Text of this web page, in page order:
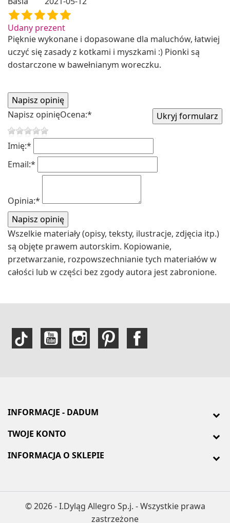
Udany prezent
Pięknie wykonane i dopasowane dla maluchów, łatwiej
uczyć się zasady z kotkami i myszkami :) Pionki są
dostarczone w bawełnianym woreczku.
Napisz opinięOcena:*
Imię:*
Email:*
Opinia:*
Wszelkie materiały (opisy, teksty, ilustracje, zdjęcia itp.)
są objęte prawem autorskim. Kopiowanie,
przetwarzanie, rozpowszechnianie tych materiałów w
całości lub w części bez zgody autora jest zabronione.
INFORMACJE - DADUM
TWOJE KONTO
INFORMACJA O SKLEPIE
© 2026 - I.Dyląg Allegro Sp.j. - Wszystkie prawa
zastrzeżone